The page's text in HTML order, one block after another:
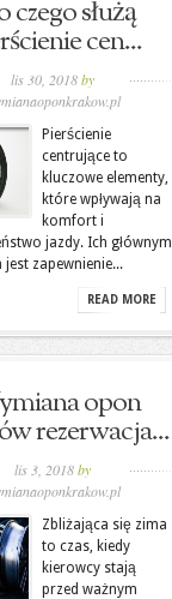
czego służą
cen...
lis 30, 2018by
Pierścienie
centrujące to
kluczowe elementy,
które wpływają na
komfort i
jazdy. Ich głównym
jest zapewnienie...
READ MORE
opon
rezerwacja...
lis 3, 2018by
Zbliżająca się zima
to czas, kiedy
kierowcy stają
przed ważnym